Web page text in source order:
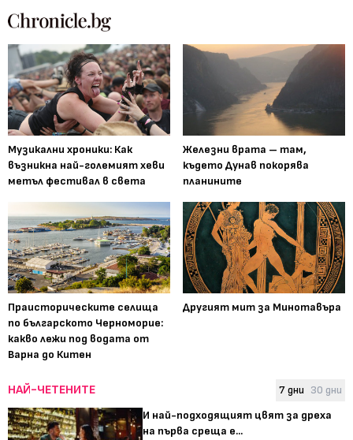
Музикални хроники: Как
възникна най-големият хеви
метъл фестивал в света
Железни врата – там,
където Дунав покорява
планините
Праисторическите селища
по българското Черноморие:
какво лежи под водата от
Варна до Китен
Другият мит за Минотавъра
НАЙ-ЧЕТЕНИТЕ 7 дни 30 дни
И най-подходящият цвят за дреха
на първа среща е...